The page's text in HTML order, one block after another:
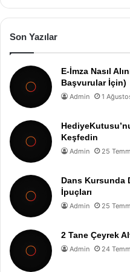
Son Yazılar
E-İmza Nasıl
Başvurular İçin)
Admin 1
Keşfedin
Admin 25
Dans Kursunda
İpuçları
Admin 25
2 Tane Çeyrek
Admin 24